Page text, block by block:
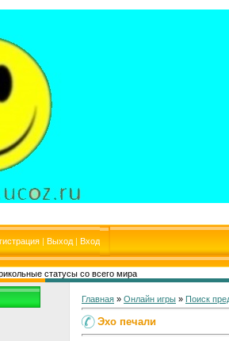
| Выход | Вход
статусы со всего мира
Главная » Онлайн игры » Поиск
Эхо печали